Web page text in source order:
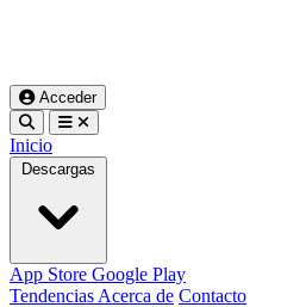
Acceder
Inicio
Descargas
App Store Google Play
Tendencias Acerca de Contacto